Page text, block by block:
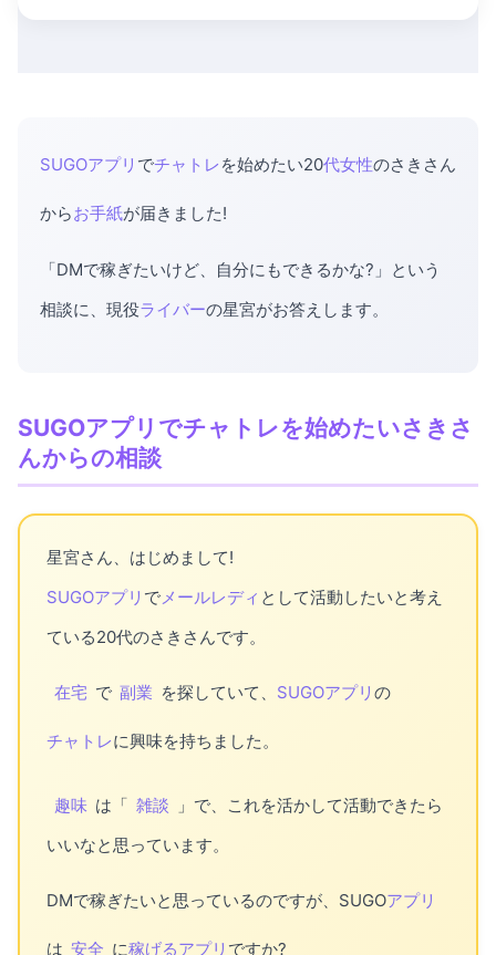
SUGOアプリ でチャトレ を始めたい20代女性のさきさん
からお手紙が届きました!
「DMで稼ぎたいけど、自分にもできるかな?」という
相談に、現役ライバーの星宮がお答えします。
SUGOアプリでチャトレを始めたいさきさ
んからの相談
星宮さん、はじめまして!
SUGOアプリ でメールレディ として活動したいと考え
ている20代のさきさんです。
在宅 で 副業 を探していて、 SUGOアプリ の
チャトレに興味を持ちました。
趣味 は「 雑談
」で、これを活かして活動できたら
いいなと思っています。
DMで稼ぎたいと思っているのですが、SUGOアプリ
は 安全 に稼げるアプリ ですか?